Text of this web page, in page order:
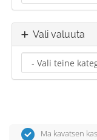
Vali valuuta
Ma kavatsen